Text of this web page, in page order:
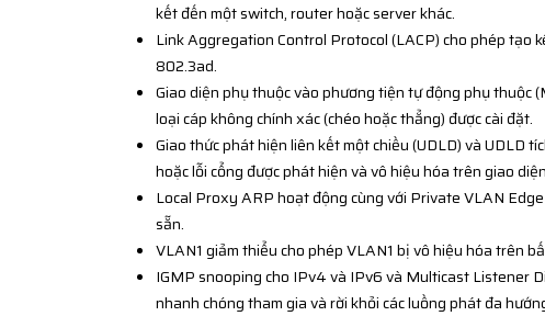
kết đến một switch, router hoặc server khác.
Link Aggregation Control Protocol (LACP) cho phép tạo
802.3ad.
Giao diện phụ thuộc vào phương tiện tự động phụ thuộc
loại cáp không chính xác (chéo hoặc thẳng) được cài đặt.
Giao thức phát hiện liên kết một chiều (UDLD) và UDLD
hoặc lỗi cổng được phát hiện và vô hiệu hóa trên giao
Local Proxy ARP hoạt động cùng với Private VLAN
sẵn.
VLAN1 giảm thiểu cho phép VLAN1 bị vô hiệu hóa trên
IGMP snooping cho IPv4 và IPv6 và Multicast Listener
nhanh chóng tham gia và rời khỏi các luồng phát đa